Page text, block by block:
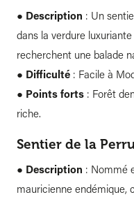
● Description : Un
dans la verdure
recherchent une balade
● Difficulté : Facile à
● Points forts : Forêt
riche.
Sentier de la
● Description : Nommé
mauricienne endémique,